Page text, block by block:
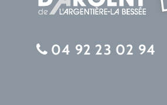
04 92 23 02 94